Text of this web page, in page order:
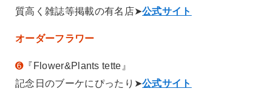
質高く雑誌等掲載の有名店➤公式サイト
オーダーフラワー
➏『Flower&Plants tette』
記念日のブーケにぴったり➤公式サイト